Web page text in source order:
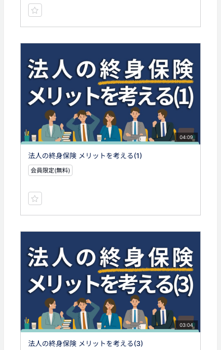
04:09
法人の終身保険 メリットを考える(1)
会員限定(無料)
03:04
法人の終身保険 メリットを考える(3)